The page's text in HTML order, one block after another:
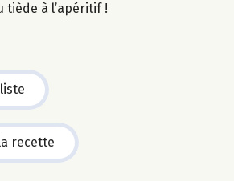
tiède à l’apéritif !
recette